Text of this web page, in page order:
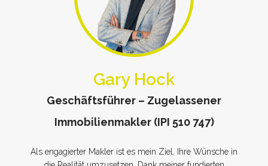
Gary Hock
Geschäftsführer – Zugelassener
Immobilienmakler (IPI 510 747)
Als engagierter Makler ist es mein Ziel, Ihre Wünsche in